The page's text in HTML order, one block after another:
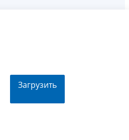
Загрузить